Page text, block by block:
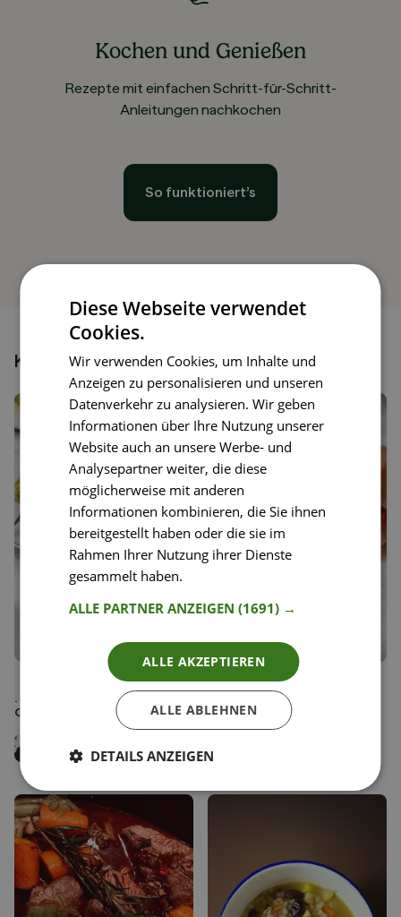
Kochen und Genießen
Rezepte mit einfachen Schritt-für-Schritt-
Anleitungen nachkochen
So funktioniert’s
Könnte dir auch gefallen
Speichern
Wirsingrouladen mit Maroni-
Ofenkartoffeln
Kochbuchautorin
41
Liken
Speichern
Krautstrudel
Marie & Michael
Food Blogger, The Vegan
Diese Webseite verwendet
Cookies.
Wir verwenden Cookies, um Inhalte und
Anzeigen zu personalisieren und unseren
Datenverkehr zu analysieren. Wir geben
Informationen über Ihre Nutzung unserer
Website auch an unsere Werbe- und
Analysepartner weiter, die diese
möglicherweise mit anderen
Informationen kombinieren, die Sie ihnen
bereitgestellt haben oder die sie im
Rahmen Ihrer Nutzung ihrer Dienste
gesammelt haben.
ALLE PARTNER ANZEIGEN(1691) →
ALLE AKZEPTIEREN
ALLE ABLEHNEN
DETAILS ANZEIGEN